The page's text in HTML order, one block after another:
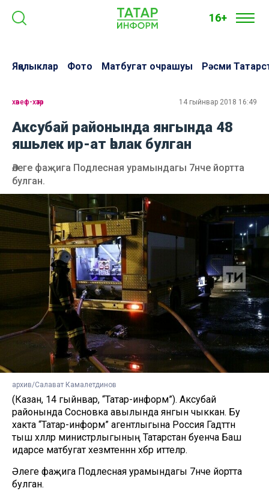
16+
Яңалыклар Фото Матбугат очрашуы Рәсми
хәвеф-хәтәр 14 гыйнвар 2018 16:49
Аксубай районында янгында 48
яшьлек ир-ат һәлак булган
Әлеге фаҗига Подлесная урамындагы 7нче йортта
булган.
архив/Салават Камалетдинов
(Казан, 14 гыйнвар, “Татар-информ”). Аксубай
районында Сосновка авылында янгын чыккан. Бу
хакта “Татар-информ” агентлыгына Россия Гадәттән
тыш хәлләр министрлыгының Татарстан буенча Баш
идарәсе матбугат хезмәтеннән хәбәр иттеләр.
Әлеге фаҗига Подлесная урамындагы 7нче йортта
булган.